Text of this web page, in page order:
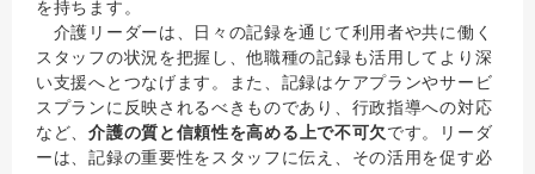
を持ちます。
介護リーダーは、日々の記録を通じて利用者や共に働く
スタッフの状況を把握し、他職種の記録も活用してより深
い支援へとつなげます。また、記録はケアプランやサービ
スプランに反映されるべきものであり、行政指導への対応
など、介護の質と信頼性を高める上で不可欠です。リーダ
ーは、記録の重要性をスタッフに伝え、その活用を促す必